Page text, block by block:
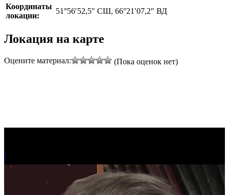
Координаты
локации:
51°56′52,5″ СШ, 66°21′07,2″ ВД
Локация на карте
Оцените материал: (Пока оценок нет)
!